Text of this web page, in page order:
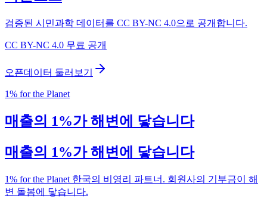
검증된 시민과학 데이터를 CC BY-NC 4.0으로 공개합니다.
CC BY-NC 4.0 무료 공개
오픈데이터 둘러보기
1% for the Planet
매출의 1%가 해변에 닿습니다
매출의 1%가 해변에 닿습니다
1% for the Planet 한국의 비영리 파트너. 회원사의 기부금이 해
변 돌봄에 닿습니다.